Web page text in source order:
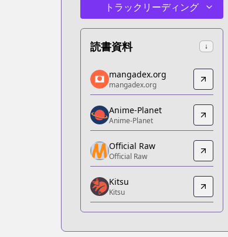
トラックリーディング
読書資料 ↓
mangadex.org
mangadex.org
https://mangadex.org/title/
Anime-Planet
Anime-Planet
https://www.anime-
Official Raw
Official Raw
http://
Kitsu
Kitsu
mangadex.org
mangadex.org
Anime-Planet
Anime-Planet
Official Raw
Official Raw
Kitsu
Kitsu